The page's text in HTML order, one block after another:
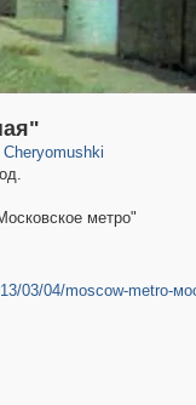
Cheryomushki
метро"
03/04/moscow-metro-